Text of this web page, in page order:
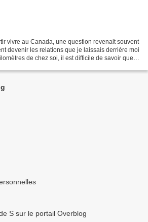
vivre au Canada, une question revenait souvent
devenir les relations que je laissais derrière moi
de chez soi, il est difficile de savoir quels
S sur le portail Overblog